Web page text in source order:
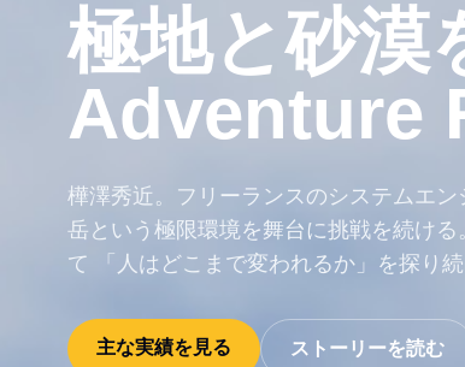
極地と砂漠
Adventure
樺澤秀近。フリーランスのシステムエ
岳という極限環境を舞台に挑戦を続け
て 「人はどこまで変われるか」を探り続
主な実績を見る ストーリーを読む